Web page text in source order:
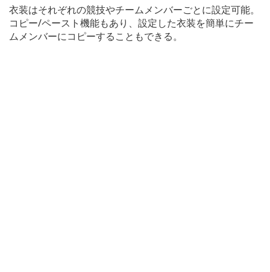
衣装はそれぞれの競技やチームメンバーごとに設定可能。
コピー/ペースト機能もあり、設定した衣装を簡単にチー
ムメンバーにコピーすることもできる。